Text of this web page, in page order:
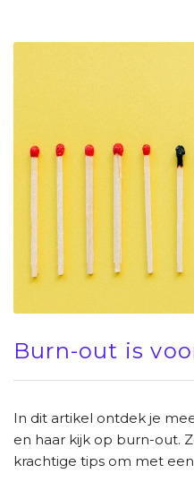
Burn-out is
In dit artikel ontdek je
en haar kijk op burn-out.
krachtige tips om met